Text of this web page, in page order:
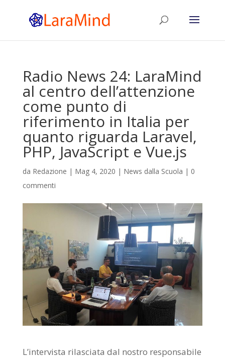
Radio News 24: LaraMind
al centro dell’attenzione
come punto di
riferimento in Italia per
quanto riguarda Laravel,
PHP, JavaScript e Vue.js
da Redazione | Mag 4, 2020 | News dalla Scuola | 0
commenti
L’intervista rilasciata dal nostro responsabile